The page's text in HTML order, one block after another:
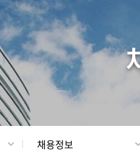
일반현황
채용정보